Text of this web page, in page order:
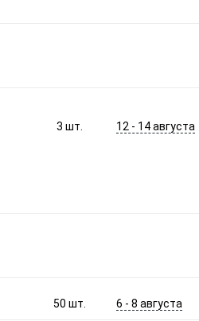
3шт. 12 - 14 августа
50шт. 6 - 8 августа